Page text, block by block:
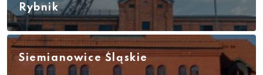
Rybnik
Siemianowice Śląskie